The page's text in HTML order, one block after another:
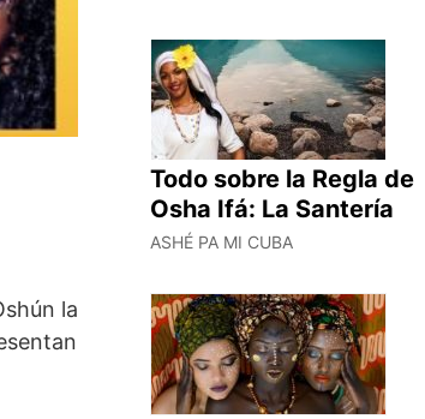
la
Todo sobre la Regla de
Osha Ifá: La Santería
ASHÉ PA MI CUBA